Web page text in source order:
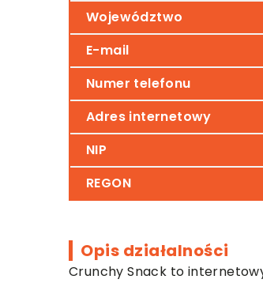
Województwo
E-mail
Numer telefonu
Adres internetowy
NIP
REGON
Opis działalności
Crunchy Snack to